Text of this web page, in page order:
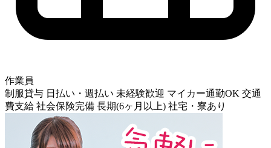
作業員
制服貸与 日払い・週払い 未経験歓迎 マイカー通勤OK 交通
費支給 社会保険完備 長期(6ヶ月以上) 社宅・寮あり